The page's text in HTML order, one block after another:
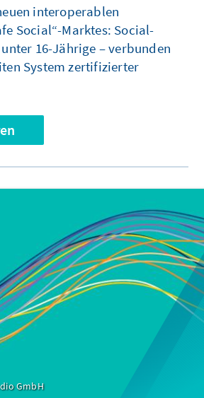
interoperablen
Social“-Marktes: Social-
16-Jährige – verbunden
System zertifizierter
GmbH